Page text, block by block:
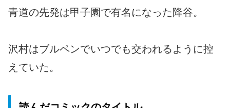
青道の先発は甲子園で有名になった降谷。
沢村はブルペンでいつでも交われるように控
えていた。